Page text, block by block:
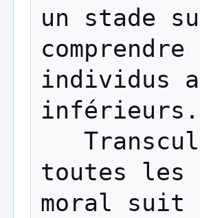
un stade
individus
inférieurs.
toutes les
moral suit